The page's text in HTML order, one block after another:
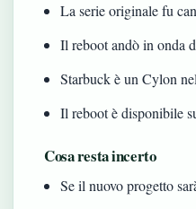
La serie originale fu
Il reboot andò in onda
Starbuck è un Cylon
Il reboot è disponibile
Cosa resta incerto
Se il nuovo progetto